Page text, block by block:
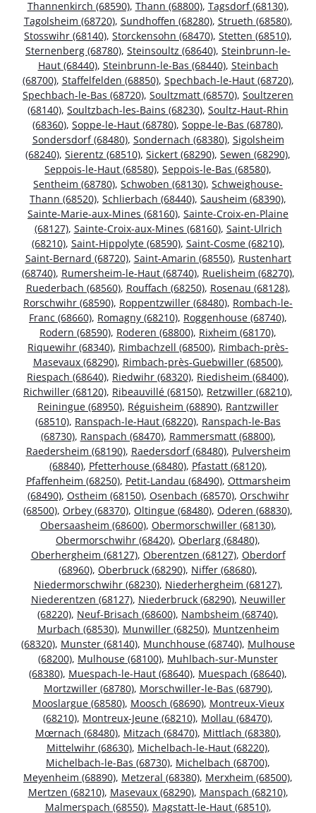
Thannenkirch (68590), Thann (68800), Tagsdorf (68130),
Tagolsheim (68720), Sundhoffen (68280), Strueth (68580),
Stosswihr (68140), Storckensohn (68470), Stetten (68510),
Sternenberg (68780), Steinsoultz (68640), Steinbrunn-le-
Haut (68440), Steinbrunn-le-Bas (68440), Steinbach
(68700), Staffelfelden (68850), Spechbach-le-Haut (68720),
Spechbach-le-Bas (68720), Soultzmatt (68570), Soultzeren
(68140), Soultzbach-les-Bains (68230), Soultz-Haut-Rhin
(68360), Soppe-le-Haut (68780), Soppe-le-Bas (68780),
Sondersdorf (68480), Sondernach (68380), Sigolsheim
(68240), Sierentz (68510), Sickert (68290), Sewen (68290),
Seppois-le-Haut (68580), Seppois-le-Bas (68580),
Sentheim (68780), Schwoben (68130), Schweighouse-
Thann (68520), Schlierbach (68440), Sausheim (68390),
Sainte-Marie-aux-Mines (68160), Sainte-Croix-en-Plaine
(68127), Sainte-Croix-aux-Mines (68160), Saint-Ulrich
(68210), Saint-Hippolyte (68590), Saint-Cosme (68210),
Saint-Bernard (68720), Saint-Amarin (68550), Rustenhart
(68740), Rumersheim-le-Haut (68740), Ruelisheim (68270),
Ruederbach (68560), Rouffach (68250), Rosenau (68128),
Rorschwihr (68590), Roppentzwiller (68480), Rombach-le-
Franc (68660), Romagny (68210), Roggenhouse (68740),
Rodern (68590), Roderen (68800), Rixheim (68170),
Riquewihr (68340), Rimbachzell (68500), Rimbach-près-
Masevaux (68290), Rimbach-près-Guebwiller (68500),
Riespach (68640), Riedwihr (68320), Riedisheim (68400),
Richwiller (68120), Ribeauvillé (68150), Retzwiller (68210),
Reiningue (68950), Réguisheim (68890), Rantzwiller
(68510), Ranspach-le-Haut (68220), Ranspach-le-Bas
(68730), Ranspach (68470), Rammersmatt (68800),
Raedersheim (68190), Raedersdorf (68480), Pulversheim
(68840), Pfetterhouse (68480), Pfastatt (68120),
Pfaffenheim (68250), Petit-Landau (68490), Ottmarsheim
(68490), Ostheim (68150), Osenbach (68570), Orschwihr
(68500), Orbey (68370), Oltingue (68480), Oderen (68830),
Obersaasheim (68600), Obermorschwiller (68130),
Obermorschwihr (68420), Oberlarg (68480),
Oberhergheim (68127), Oberentzen (68127), Oberdorf
(68960), Oberbruck (68290), Niffer (68680),
Niedermorschwihr (68230), Niederhergheim (68127),
Niederentzen (68127), Niederbruck (68290), Neuwiller
(68220), Neuf-Brisach (68600), Nambsheim (68740),
Murbach (68530), Munwiller (68250), Muntzenheim
(68320), Munster (68140), Munchhouse (68740), Mulhouse
(68200), Mulhouse (68100), Muhlbach-sur-Munster
(68380), Muespach-le-Haut (68640), Muespach (68640),
Mortzwiller (68780), Morschwiller-le-Bas (68790),
Mooslargue (68580), Moosch (68690), Montreux-Vieux
(68210), Montreux-Jeune (68210), Mollau (68470),
Mœrnach (68480), Mitzach (68470), Mittlach (68380),
Mittelwihr (68630), Michelbach-le-Haut (68220),
Michelbach-le-Bas (68730), Michelbach (68700),
Meyenheim (68890), Metzeral (68380), Merxheim (68500),
Mertzen (68210), Masevaux (68290), Manspach (68210),
Malmerspach (68550), Magstatt-le-Haut (68510),